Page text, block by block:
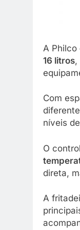
A
16 litros
Com
níveis
O
direta,
A